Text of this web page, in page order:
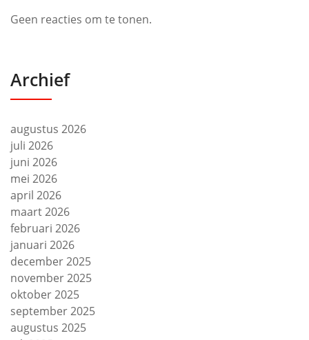
Geen reacties om te tonen.
Archief
augustus 2026
juli 2026
juni 2026
mei 2026
april 2026
maart 2026
februari 2026
januari 2026
december 2025
november 2025
oktober 2025
september 2025
augustus 2025